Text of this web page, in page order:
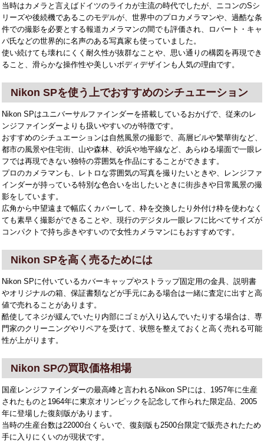
当時はカメラと言えばドイツのライカが主流の時代でしたが、ニコンのSシ
リーズや後続機であるこのモデルが、世界中のプロカメラマンや、過酷な条
件での撮影を必要とする報道カメラマンの間でも評価され、ロバート・キャ
パ氏などの世界的に名声のある写真家も使っていました。
使い続けても壊れにくく耐久性が抜群なことや、思い通りの構図を再現でき
ること、滑らかな操作性や美しいボディデザインも人気の理由です。
Nikon SPを使う上でおすすめのシチュエーション
Nikon SPはユニバーサルファインダーを搭載しているおかげで、従来のレ
ンジファインダーよりも扱いやすいのが特徴です。
おすすめのシチュエーションは自然風景の撮影で、高層ビルや繁華街など、
都市の風景や住宅街、山や森林、砂浜や地平線など、あらゆる場面で一眼レ
フでは再現できない独特の雰囲気を作品にすることができます。
プロのカメラマンも、レトロな雰囲気の写真を撮りたいときや、レンジファ
インダーが持っている特別な色合いを出したいときに街歩きや日常風景の撮
影をしています。
広角から中望遠まで幅広くカバーして、枠を交換したり外付け枠を使わなく
ても素早く撮影ができることや、現行のデジタル一眼レフに比べてサイズが
コンパクトで持ち歩きやすいので女性カメラマンにもおすすめです。
Nikon SPを高く売るためには
Nikon SPに付いているカバーキャップやストラップ固定用の金具、説明書
やオリジナルの箱、保証書類などが手元にある場合は一緒に査定に出すと高
値で売れることがあります。
酷使してネジが緩んでいたり内部にゴミが入り込んでいたりする場合は、専
門家のクリーニングやリペアを受けて、状態を整えておくと高く売れる可能
性が上がります。
Nikon SPの買取価格相場
国産レンジファインダーの最高峰と言われるNikon SPには、1957年に生産
されたものと1964年に東京オリンピックを記念して作られた限定品、2005
年に登場した復刻版があります。
当時の生産台数は22000台くらいで、復刻版も2500台限定で販売されたため
手に入りにくいのが現状です。